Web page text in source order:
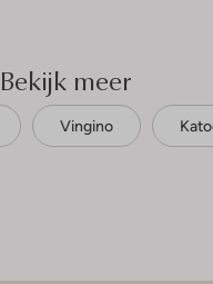
Bekijk meer
Vingino